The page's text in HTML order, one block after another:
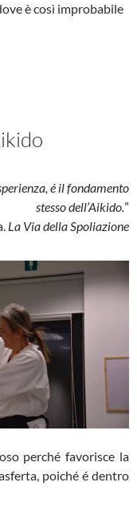
è così improbabile
é il fondamento
stesso dell’Aikido.”
La Via della Spoliazione
perché favorisce la
poiché é dentro